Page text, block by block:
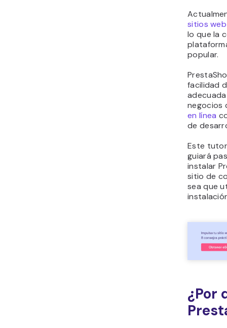
sitios web
lo que la
popular.
facilidad
negocios
en línea
de
Este
guiará
instalar
sitio de
sea que
¿Por